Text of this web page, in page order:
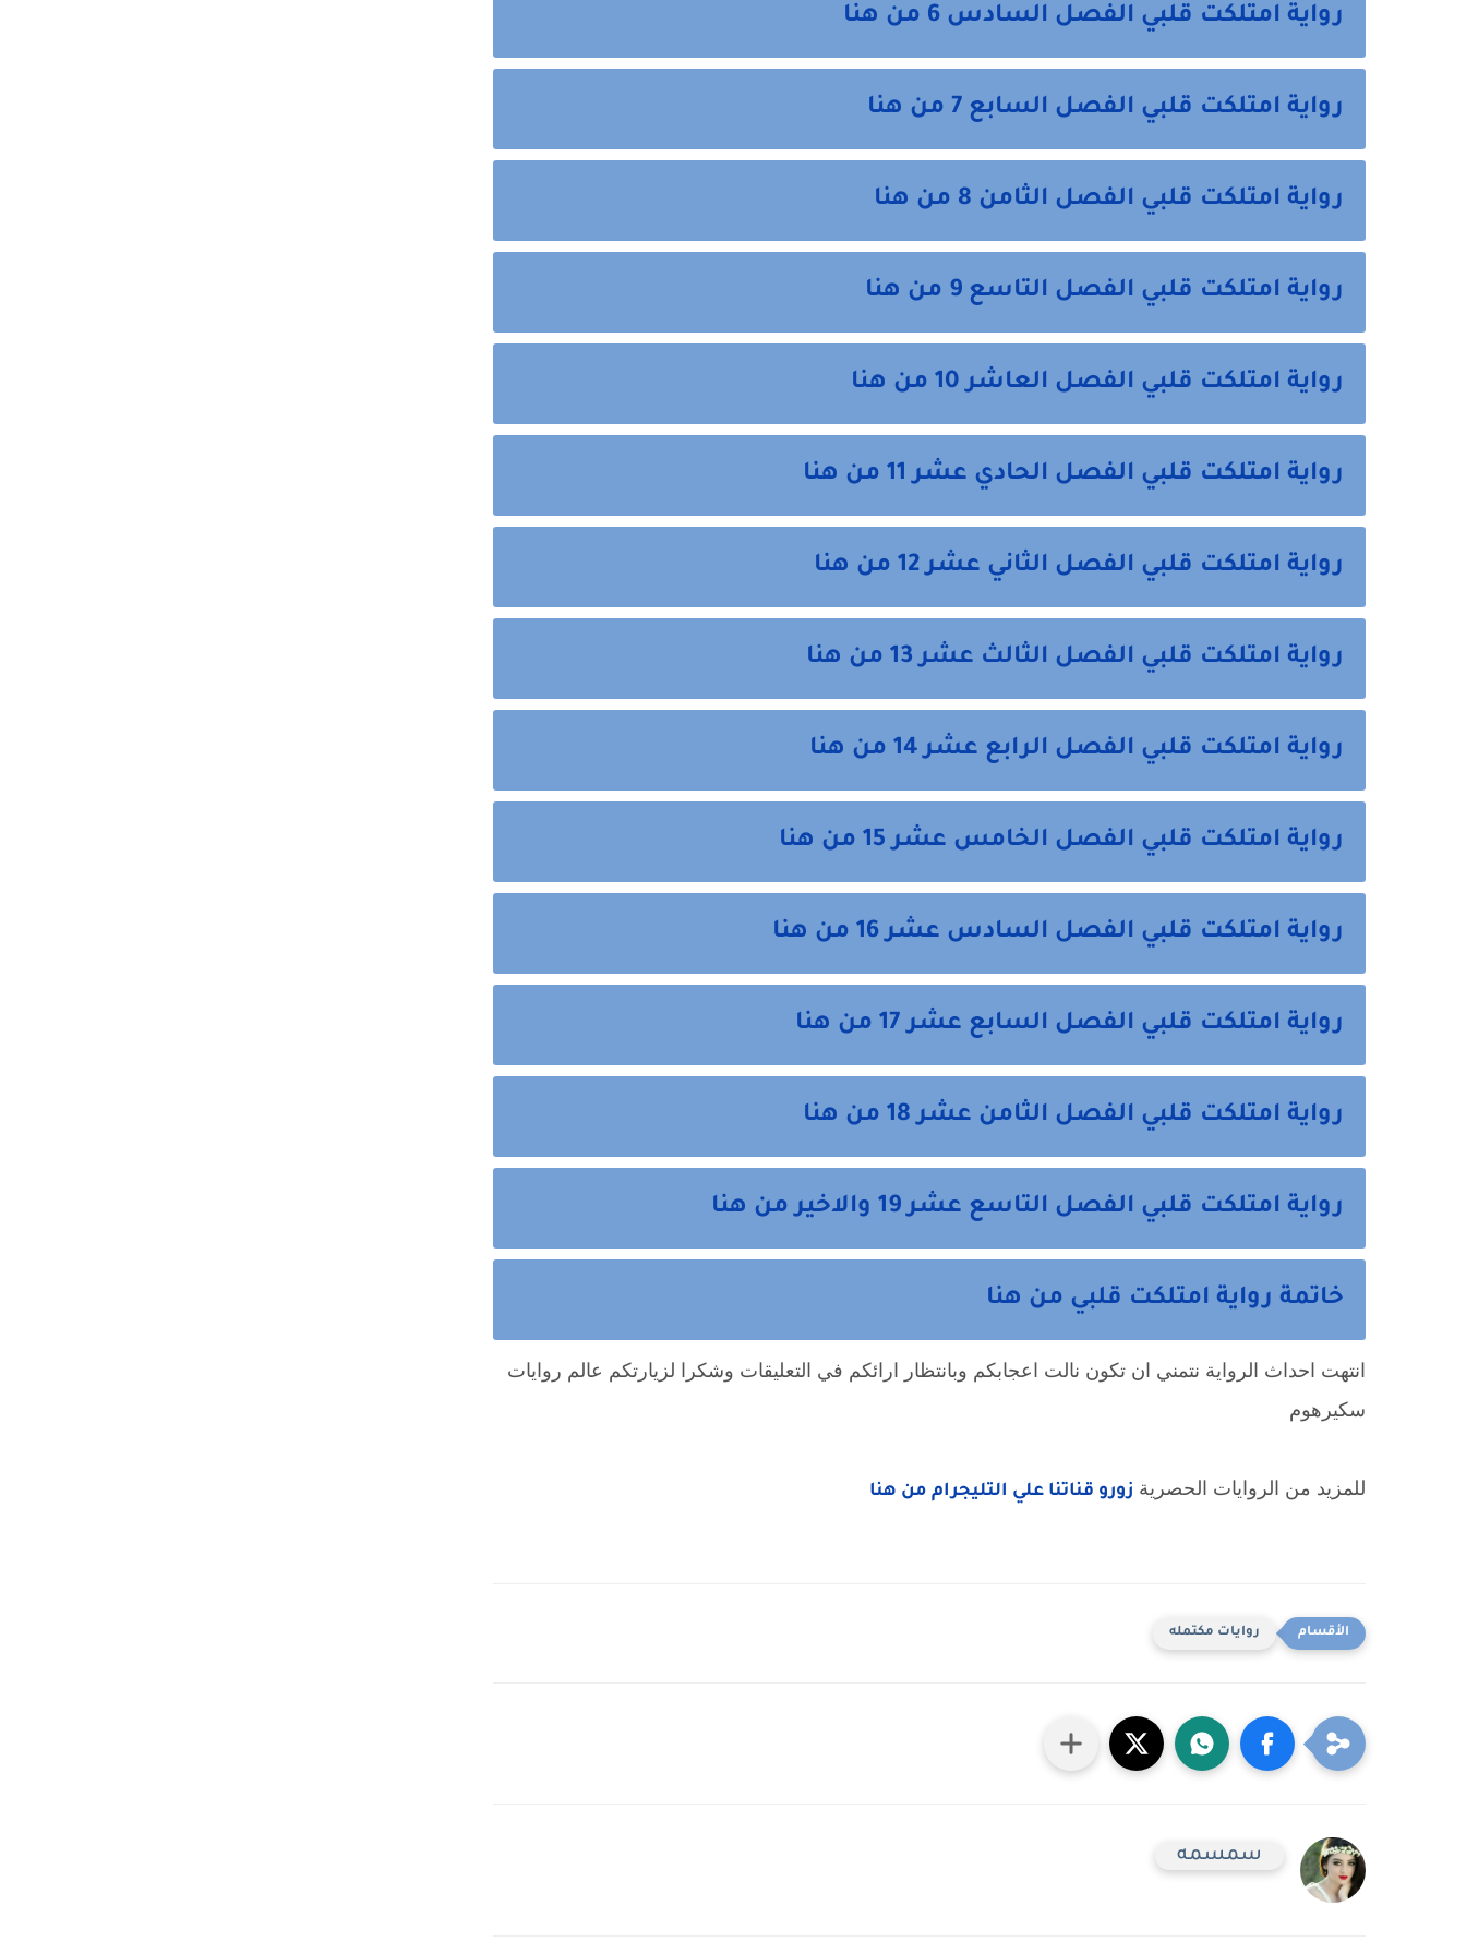
رواية امتلكت قلبي الفصل السادس 6 من هنا
رواية امتلكت قلبي الفصل السابع 7 من هنا
رواية امتلكت قلبي الفصل الثامن 8 من هنا
رواية امتلكت قلبي الفصل التاسع 9 من هنا
رواية امتلكت قلبي الفصل العاشر 10 من هنا
رواية امتلكت قلبي الفصل الحادي عشر 11 من هنا
رواية امتلكت قلبي الفصل الثاني عشر 12 من هنا
رواية امتلكت قلبي الفصل الثالث عشر 13 من هنا
رواية امتلكت قلبي الفصل الرابع عشر 14 من هنا
رواية امتلكت قلبي الفصل الخامس عشر 15 من هنا
رواية امتلكت قلبي الفصل السادس عشر 16 من هنا
رواية امتلكت قلبي الفصل السابع عشر 17 من هنا
رواية امتلكت قلبي الفصل الثامن عشر 18 من هنا
رواية امتلكت قلبي الفصل التاسع عشر 19 والاخير من هنا
خاتمة رواية امتلكت قلبي من هنا
سكيرهوم
للمزيد من الروايات الحصرية زورو قناتنا علي التليجرام من هنا
روايات مكتمله
سمسمه